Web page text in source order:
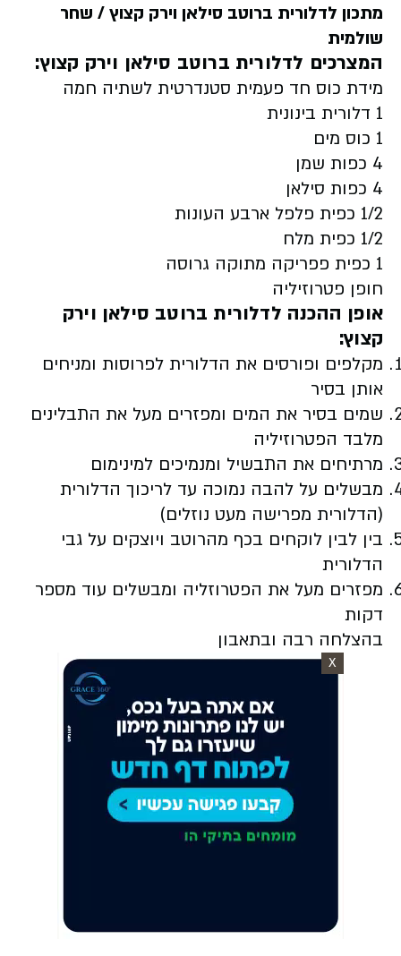
מתכון לדלורית ברוטב סילאן וירק קצוץ/ שחר
שולמית
המצרכים לדלורית ברוטב סילאן וירק קצוץ:
מידת כוס חד פעמית סטנדרטית לשתיה חמה
1 דלורית בינונית
1 כוס מים
4 כפות שמן
4 כפות סילאן
1/2 כפית פלפל ארבע העונות
1/2 כפית מלח
1 כפית פפריקה מתוקה גרוסה
חופן פטרוזיליה
אופן ההכנה לדלורית ברוטב סילאן וירק
קצוץ:
מקלפים ופורסים את הדלורית לפרוסות ומניחים
אותן בסיר
שמים בסיר את המים ומפזרים מעל את התבלינים
מלבד הפטרוזיליה
מרתיחים את התבשיל ומנמיכים למינימום
מבשלים על להבה נמוכה עד לריכוך הדלורית
(הדלורית מפרישה מעט נוזלים)
בין לבין לוקחים בכף מהרוטב ויוצקים על גבי
הדלורית
מפזרים מעל את הפטרוזליה ומבשלים עוד מספר
דקות
בהצלחה רבה ובתאבון
X